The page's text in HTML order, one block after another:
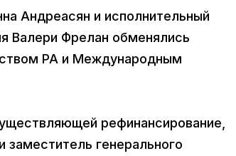
Андреасян и исполнительный
Валери Фрелан обменялись
РА и Международным
рефинансирование,
генерального